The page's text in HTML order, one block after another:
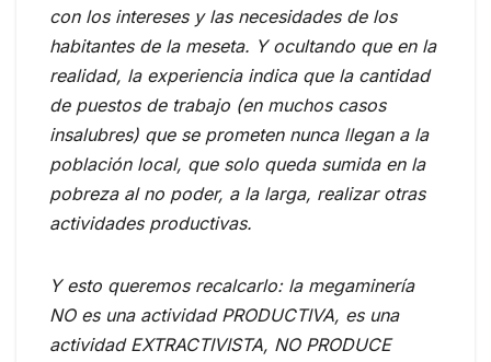
con los intereses y las necesidades de los
habitantes de la meseta. Y ocultando que en la
realidad, la experiencia indica que la cantidad
de puestos de trabajo (en muchos casos
insalubres) que se prometen nunca llegan a la
población local, que solo queda sumida en la
pobreza al no poder, a la larga, realizar otras
actividades productivas.
Y esto queremos recalcarlo: la megaminería
NO es una actividad PRODUCTIVA, es una
actividad EXTRACTIVISTA, NO PRODUCE